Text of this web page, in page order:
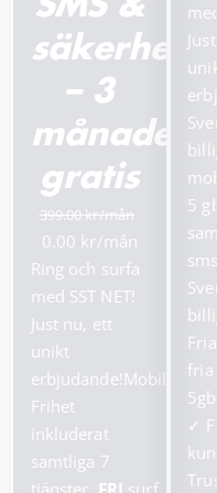
SMS &
– 3
månader
gratis
399.00
Det
ursprungliga
priset
var:
399.00 kr.
0.00
nuvarande
0.00 kr.
Ring och surfa
med SST NET!
Just nu, ett
unikt
erbjudande!Mobil
Frihet
inkluderat
samtliga 7
var:
5
sms.
fria
✓